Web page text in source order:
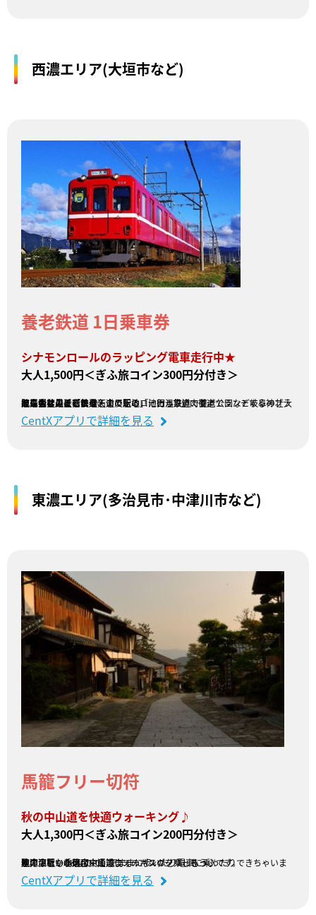
西濃エリア(大垣市など)
養老鉄道 1日乗車券
シナモンロールのラッピング電車走行中★
大人1,500円＜ぎふ旅コイン300円分付き＞
北は揖斐川、南は桑名まで走るローカル鉄道です。
岐阜のマチュピチュ、道の駅の「池田温泉」、養老公園など岐阜の壮大な景色を見に行こう！！
担当者は最近「養老天命反転地」に行って焼肉街道でランチする神プランを楽しみました^^
販売会社：養老鉄道
CentXアプリで詳細を見る
東濃エリア(多治見市･中津川市など)
馬籠フリー切符
秋の中山道を快適ウォーキング♪
大人1,300円＜ぎふ旅コイン200円分付き＞
中津川駅から落合・馬籠までのバスのフリーきっぷです。
途中下車もOKなので、気ままに歩いたり電車に乗ったりできちゃいます。
秋の涼しい季節に中山道ウォーキングを楽しもう♪
販売会社：北恵那交通
CentXアプリで詳細を見る